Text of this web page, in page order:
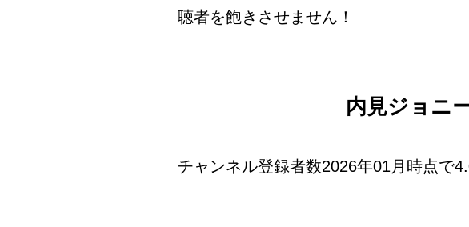
聴者を飽きさせません！
内見ジョニ
チャンネル登録者数2026年01月時点で